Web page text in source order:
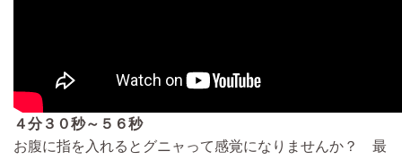
４分３０秒～５６秒
お腹に指を入れるとグニャって感覚になりませんか？ 最